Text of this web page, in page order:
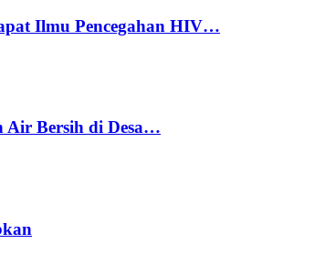
Ilmu Pencegahan HIV…
Air Bersih di Desa…